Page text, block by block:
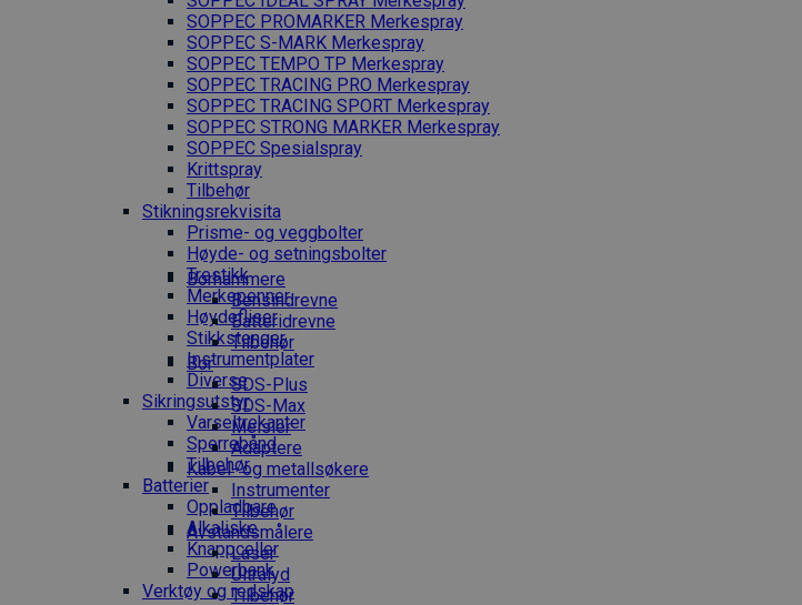
SOPPEC PROMARKER Merkespray
SOPPEC S-MARK Merkespray
SOPPEC TEMPO TP Merkespray
SOPPEC TRACING PRO Merkespray
SOPPEC TRACING SPORT Merkespray
SOPPEC STRONG MARKER Merkespray
SOPPEC Spesialspray
Krittspray
Tilbehør
Stikningsrekvisita
Prisme- og veggbolter
Høyde- og setningsbolter
Trestikk
Merkepenner
Høydefliser
Stikkstenger
Instrumentplater
Diverse
Sikringsutstyr
Varseltrekanter
Sperrebånd
Tilbehør
Batterier
Oppladbare
Alkaliske
Knappceller
Powerbank
Verktøy og redskap
Borhammere
Bensindrevne
Batteridrevne
Tilbehør
Bor
SDS-Plus
SDS-Max
Meisler
Adaptere
Kabel- og metallsøkere
Instrumenter
Tilbehør
Avstandsmålere
Laser
Ultralyd
Tilbehør